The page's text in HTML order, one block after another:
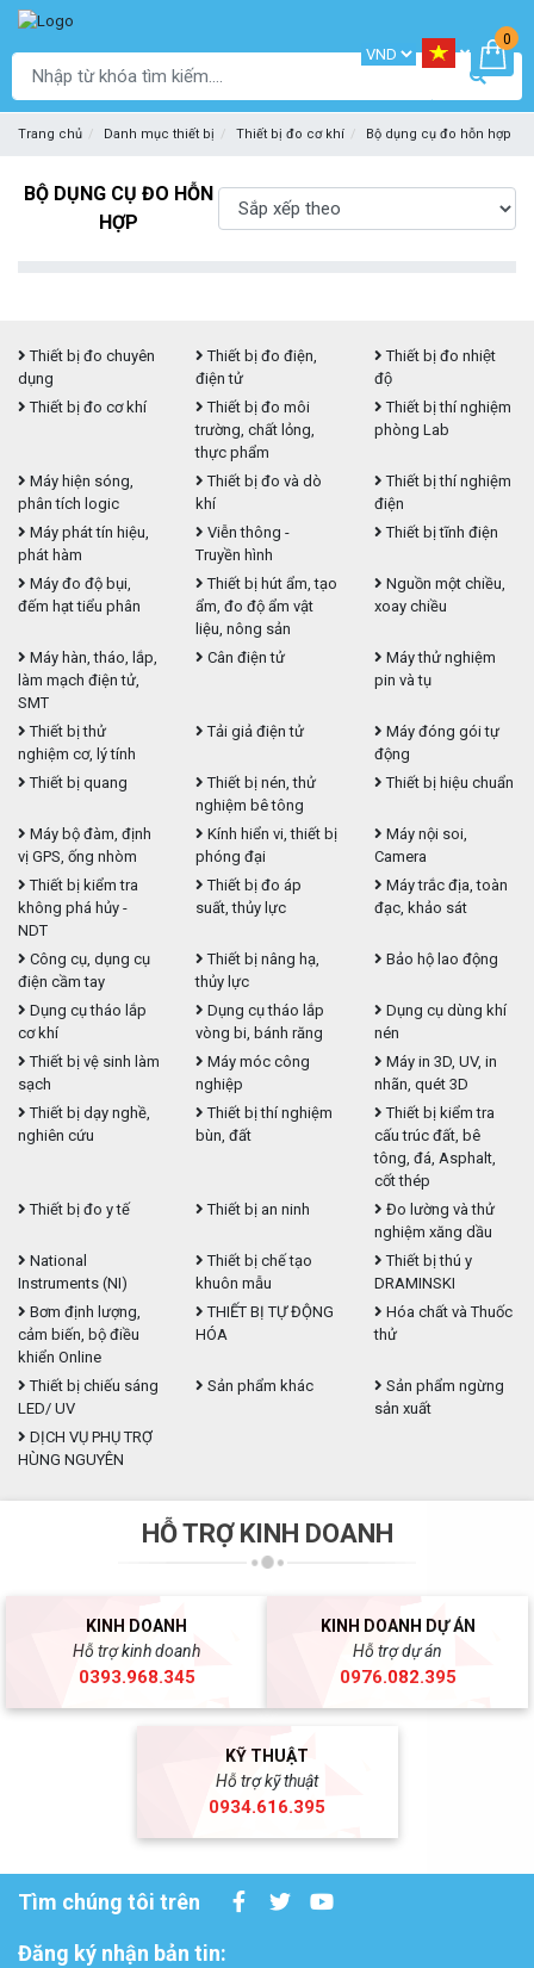
0
Trang chủ Danh mục thiết bị Thiết bị đo cơ khí Bộ dụng cụ đo hỗn hợp
BỘ DỤNG CỤ ĐO HỖN
HỢP
Thiết bị đo chuyên
dụng
Thiết bị đo điện,
điện tử
Thiết bị đo nhiệt
độ
Thiết bị đo cơ khí
Thiết bị đo môi
trường, chất lỏng,
thực phẩm
Thiết bị thí nghiệm
phòng Lab
Máy hiện sóng,
phân tích logic
Thiết bị đo và dò
khí
Thiết bị thí nghiệm
điện
Máy phát tín hiệu,
phát hàm
Viễn thông -
Truyền hình
Thiết bị tĩnh điện
Máy đo độ bụi,
đếm hạt tiểu phân
Thiết bị hút ẩm, tạo
ẩm, đo độ ẩm vật
liệu, nông sản
Nguồn một chiều,
xoay chiều
Máy hàn, tháo, lắp,
làm mạch điện tử,
SMT
Cân điện tử
Máy thử nghiệm
pin và tụ
Thiết bị thử
nghiệm cơ, lý tính
Tải giả điện tử
Máy đóng gói tự
động
Thiết bị quang
Thiết bị nén, thử
nghiệm bê tông
Thiết bị hiệu chuẩn
Máy bộ đàm, định
vị GPS, ống nhòm
Kính hiển vi, thiết bị
phóng đại
Máy nội soi,
Camera
Thiết bị kiểm tra
không phá hủy -
NDT
Thiết bị đo áp
suất, thủy lực
Máy trắc địa, toàn
đạc, khảo sát
Công cụ, dụng cụ
điện cầm tay
Thiết bị nâng hạ,
thủy lực
Bảo hộ lao động
Dụng cụ tháo lắp
cơ khí
Dụng cụ tháo lắp
vòng bi, bánh răng
Dụng cụ dùng khí
nén
Thiết bị vệ sinh làm
sạch
Máy móc công
nghiệp
Máy in 3D, UV, in
nhãn, quét 3D
Thiết bị dạy nghề,
nghiên cứu
Thiết bị thí nghiệm
bùn, đất
Thiết bị kiểm tra
cấu trúc đất, bê
tông, đá, Asphalt,
cốt thép
Thiết bị đo y tế
Thiết bị an ninh
Đo lường và thử
nghiệm xăng dầu
National
Instruments (NI)
Thiết bị chế tạo
khuôn mẫu
Thiết bị thú y
DRAMINSKI
Bơm định lượng,
cảm biến, bộ điều
khiển Online
THIẾT BỊ TỰ ĐỘNG
HÓA
Hóa chất và Thuốc
thử
Thiết bị chiếu sáng
LED/ UV
Sản phẩm khác
Sản phẩm ngừng
sản xuất
DỊCH VỤ PHỤ TRỢ
HÙNG NGUYÊN
HỖ TRỢ KINH DOANH
KINH DOANH
Hỗ trợ kinh doanh
0393.968.345
KINH DOANH DỰ ÁN
Hỗ trợ dự án
0976.082.395
KỸ THUẬT
Hỗ trợ kỹ thuật
0934.616.395
Tìm chúng tôi trên
Đăng ký nhận bản tin: